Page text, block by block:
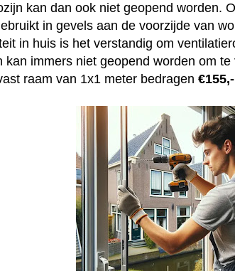
kan dan ook niet geopend worden.
in gevels aan de voorzijde van
in huis is het verstandig om
kan immers niet geopend worden om
raam van 1x1 meter bedragen